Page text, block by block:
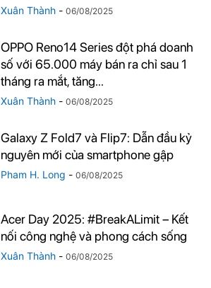
Xuân Thành - 06/08/2025
OPPO Reno14 Series đột phá doanh
số với 65.000 máy bán ra chỉ sau 1
tháng ra mắt, tăng...
Xuân Thành - 06/08/2025
Galaxy Z Fold7 và Flip7: Dẫn đầu kỷ
nguyên mới của smartphone gập
Pham H. Long - 06/08/2025
Acer Day 2025: #BreakALimit – Kết
nối công nghệ và phong cách sống
Xuân Thành - 06/08/2025